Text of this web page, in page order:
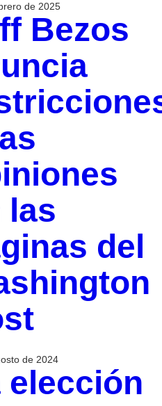
de 2025
Bezos
las
del
de 2024
elección